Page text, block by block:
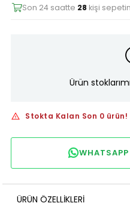
Son 24 saatte 28 kişi
Ürün
Stokta Kalan Son 0 ürün!
ÜRÜN ÖZELLIKLERI